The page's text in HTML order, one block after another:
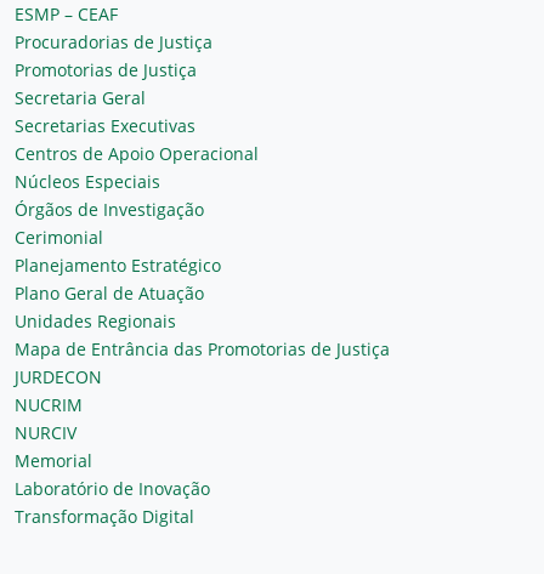
ESMP – CEAF
Procuradorias de Justiça
Promotorias de Justiça
Secretaria Geral
Secretarias Executivas
Centros de Apoio Operacional
Núcleos Especiais
Órgãos de Investigação
Cerimonial
Planejamento Estratégico
Plano Geral de Atuação
Unidades Regionais
Mapa de Entrância das Promotorias de Justiça
JURDECON
NUCRIM
NURCIV
Memorial
Laboratório de Inovação
Transformação Digital